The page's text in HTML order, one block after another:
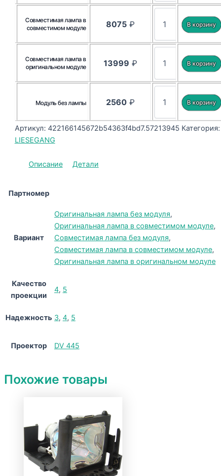
Совместимая лампа в
совместимом модуле
8075₽
Совместимая лампа в
оригинальном модуле
13999 ₽
Модуль без лампы 2560₽
Артикул: 422166145672b54363f4bd7.57213945 Категория:
LIESEGANG
Описание Детали
Партномер
Вариант
Оригинальная лампа без модуля,
Оригинальная лампа в совместимом модуле,
Совместимая лампа без модуля,
Совместимая лампа в совместимом модуле,
Оригинальная лампа в оригинальном модуле
Качество
проекции
4, 5
Надежность 3, 4, 5
Проектор DV 445
Похожие товары